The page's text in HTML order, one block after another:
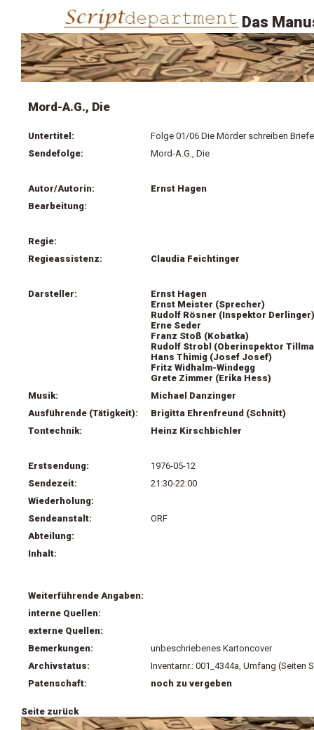
Das
Mord-A.G., Die
Untertitel:
Folge 01/06 Die Mörder schreiben Briefe
Sendefolge:
Mord-A.G., Die
Autor/Autorin:
Ernst Hagen
Bearbeitung:
Regie:
Regieassistenz:
Claudia Feichtinger
Darsteller:
Ernst Hagen
Ernst Meister (Sprecher)
Rudolf Rösner (Inspektor Derlinger)
Erne Seder
Franz Stoß (Kobatka)
Rudolf Strobl (Oberinspektor
Hans Thimig (Josef Josef)
Fritz Widhalm-Windegg
Grete Zimmer (Erika Hess)
Musik:
Michael Danzinger
Ausführende (Tätigkeit):
Brigitta Ehrenfreund (Schnitt)
Tontechnik:
Heinz Kirschbichler
Erstsendung:
1976-05-12
Sendezeit:
21:30-22:00
Wiederholung:
Sendeanstalt:
ORF
Abteilung:
Inhalt:
Weiterführende Angaben:
interne Quellen:
externe Quellen:
Bemerkungen:
unbeschriebenes Kartoncover
Archivstatus:
Inventarnr.: 001_4344a, Umfang (Seiten
Patenschaft:
noch zu vergeben
Seite zurück